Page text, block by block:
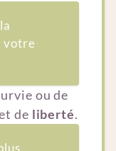
votre
ou de
de liberté.